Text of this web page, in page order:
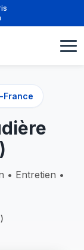
France
• Entretien •